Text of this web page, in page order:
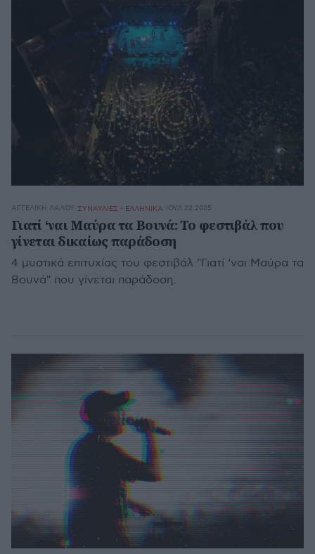
ΑΓΓΕΛΙΚΉ ΛΆΛΟΥ ΣΥΝΑΥΛΙΕΣ - ΕΛΛΗΝΙΚΑ ΙΟΥΛ 22,2025
Γιατί ‘ναι Mαύρα τα Bουνά: Το φεστιβάλ που
γίνεται δικαίως παράδοση
4 μυστικά επιτυχίας του φεστιβάλ "Γιατί ‘ναι Mαύρα τα
Bουνά" που γίνεται παράδοση.